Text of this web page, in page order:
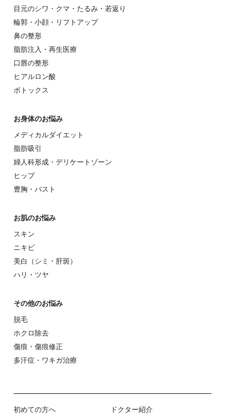
⽬元のシワ・クマ・たるみ・若返り
輪郭・⼩顔・リフトアップ
⿐の整形
脂肪注入・再生医療
⼝唇の整形
ヒアルロン酸
ボトックス
お⾝体のお悩み
メディカルダイエット
脂肪吸引
婦⼈科形成・デリケートゾーン
ヒップ
豊胸・バスト
お肌のお悩み
スキン
ニキビ
美⽩（シミ・肝斑）
ハリ・ツヤ
その他のお悩み
脱⽑
ホクロ除去
傷痕・傷痕修正
多汗症・ワキガ治療
初めての⽅へ
ドクター紹介